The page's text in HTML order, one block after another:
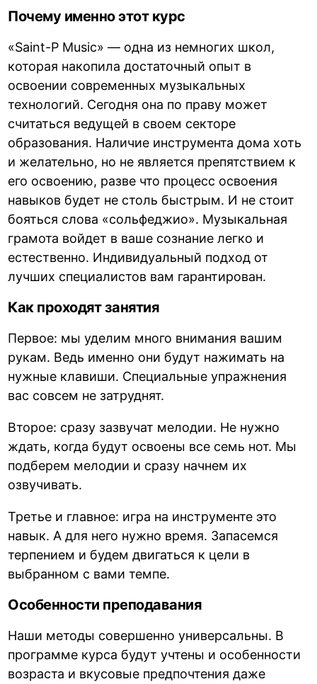
Почему именно этот курс
«Saint-P Music» — одна из немногих школ,
которая накопила достаточный опыт в
освоении современных музыкальных
технологий. Сегодня она по праву может
считаться ведущей в своем секторе
образования. Наличие инструмента дома хоть
и желательно, но не является препятствием к
его освоению, разве что процесс освоения
навыков будет не столь быстрым. И не стоит
бояться слова «сольфеджио». Музыкальная
грамота войдет в ваше сознание легко и
естественно. Индивидуальный подход от
лучших специалистов вам гарантирован.
Как проходят занятия
Первое: мы уделим много внимания вашим
рукам. Ведь именно они будут нажимать на
нужные клавиши. Специальные упражнения
вас совсем не затруднят.
Второе: сразу зазвучат мелодии. Не нужно
ждать, когда будут освоены все семь нот. Мы
подберем мелодии и сразу начнем их
озвучивать.
Третье и главное: игра на инструменте это
навык. А для него нужно время. Запасемся
терпением и будем двигаться к цели в
выбранном с вами темпе.
Особенности преподавания
Наши методы совершенно универсальны. В
программе курса будут учтены и особенности
возраста и вкусовые предпочтения даже